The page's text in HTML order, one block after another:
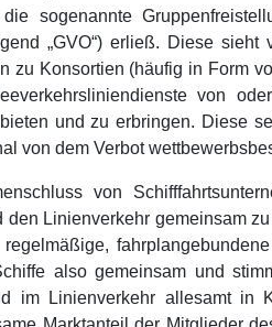
sogenannte
„GVO“) erließ. Diese
zu Konsortien (häufig in Form
von
und zu erbringen. Diese
von dem Verbot
von
Linienverkehr gemeinsam
also gemeinsam und
im Linienverkehr allesamt in